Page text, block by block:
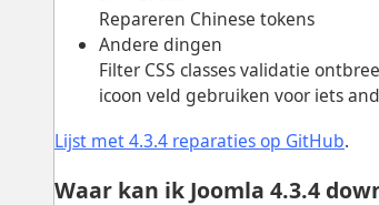
Repareren Chinese tokens
Andere dingen
Filter CSS classes validatie
icoon veld gebruiken voor iets
Lijst met 4.3.4 reparaties op GitHub.
Waar kan ik Joomla 4.3.4